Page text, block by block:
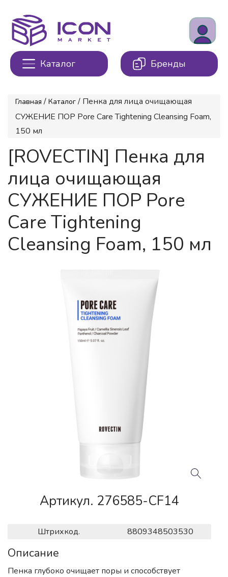
Каталог Бренды
Главная / Каталог / Пенка для лица очищающая
СУЖЕНИЕ ПОР Pore Care Tightening Cleansing Foam,
150 мл
[ROVECTIN] Пенка для
лица очищающая
СУЖЕНИЕ ПОР Pore
Care Tightening
Cleansing Foam, 150 мл
Артикул. 276585-CF14
Штрихкод. 8809348503530
Описание
Пенка глубоко очищает поры и способствует